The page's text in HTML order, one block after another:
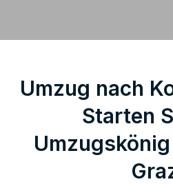
Umzug nach
Starten